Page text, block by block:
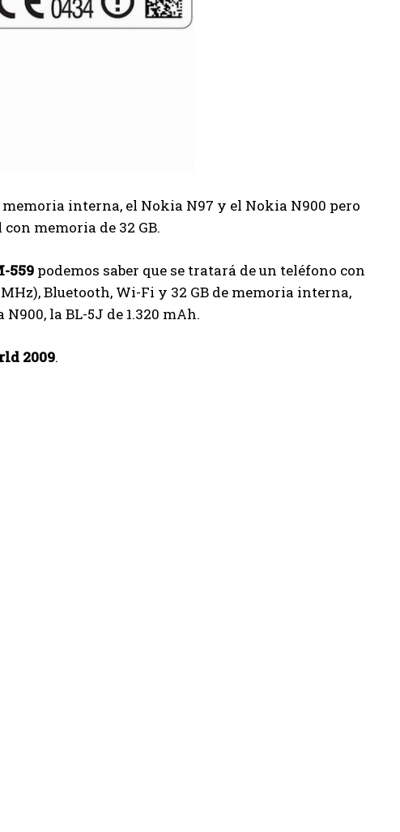
interna, el Nokia N97 y el Nokia N900 pero
memoria de 32 GB.
559 podemos saber que se tratará de un teléfono con
Bluetooth, Wi-Fi y 32 GB de memoria interna,
la BL-5J de 1.320 mAh.
2009.